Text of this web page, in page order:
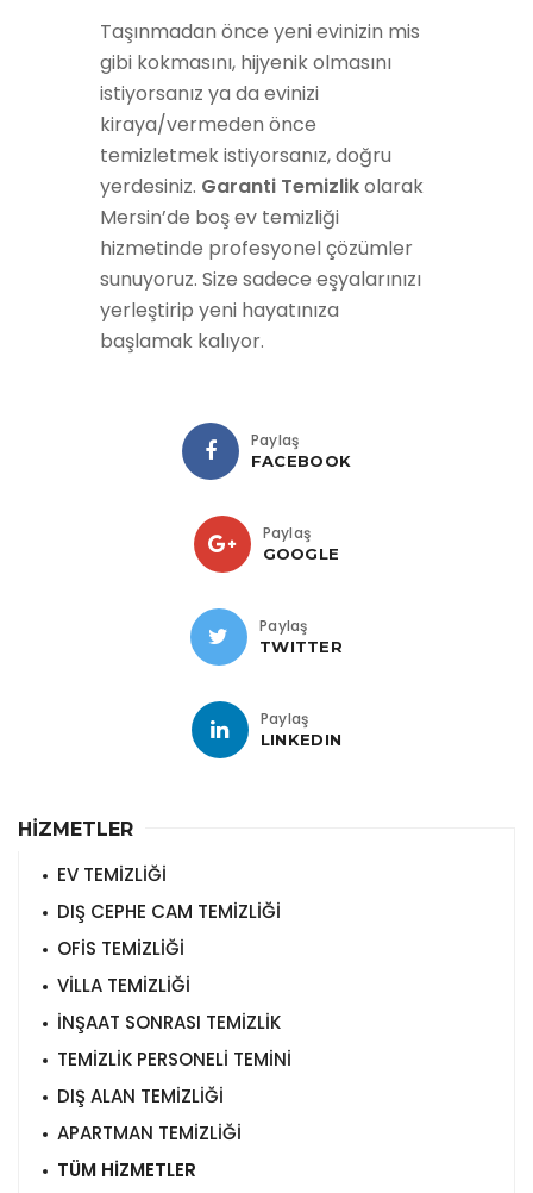
Taşınmadan önce yeni evinizin mis
gibi kokmasını, hijyenik olmasını
istiyorsanız ya da evinizi
kiraya/vermeden önce
temizletmek istiyorsanız, doğru
yerdesiniz. Garanti Temizlikolarak
Mersin’de boş ev temizliği
hizmetinde profesyonel çözümler
sunuyoruz. Size sadece eşyalarınızı
yerleştirip yeni hayatınıza
başlamak kalıyor.
Paylaş
FACEBOOK
Paylaş
GOOGLE
Paylaş
TWITTER
Paylaş
LINKEDIN
HİZMETLER
EV TEMİZLİĞİ
DIŞ CEPHE CAM TEMİZLİĞİ
OFİS TEMİZLİĞİ
VİLLA TEMİZLİĞİ
İNŞAAT SONRASI TEMİZLİK
TEMİZLİK PERSONELİ TEMİNİ
DIŞ ALAN TEMİZLİĞİ
APARTMAN TEMİZLİĞİ
TÜM HİZMETLER